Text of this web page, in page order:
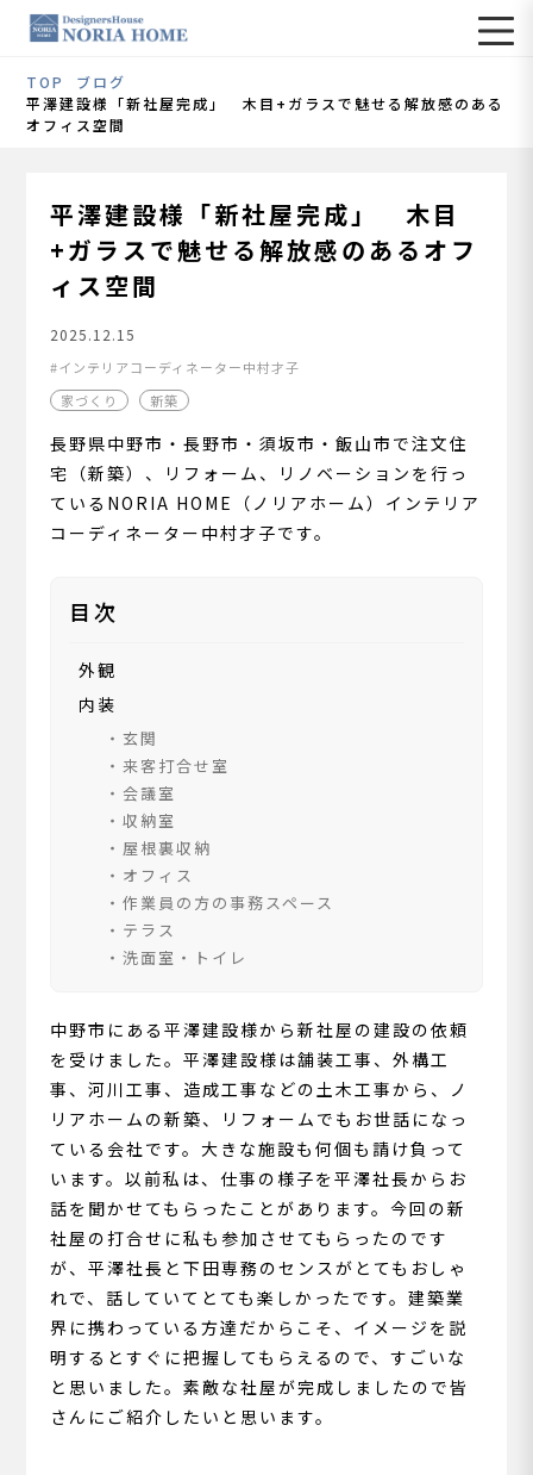
TOP
ブログ
平澤建設様「新社屋完成」 木目+ガラスで魅せる解放感のある
オフィス空間
平澤建設様「新社屋完成」 木目
+ガラスで魅せる解放感のあるオフ
ィス空間
2025.12.15
インテリアコーディネーター中村才子
家づくり
新築
長野県中野市・長野市・須坂市・飯山市で注文住
宅（新築）、リフォーム、リノベーションを行っ
ているNORIA HOME（ノリアホーム）インテリア
コーディネーター中村才子です。
目次
外観
内装
玄関
来客打合せ室
会議室
収納室
屋根裏収納
オフィス
作業員の方の事務スペース
テラス
洗面室・トイレ
中野市にある平澤建設様から新社屋の建設の依頼
を受けました。平澤建設様は舗装工事、外構工
事、河川工事、造成工事などの土木工事から、ノ
リアホームの新築、リフォームでもお世話になっ
ている会社です。大きな施設も何個も請け負って
います。以前私は、仕事の様子を平澤社長からお
話を聞かせてもらったことがあります。今回の新
社屋の打合せに私も参加させてもらったのです
が、平澤社長と下田専務のセンスがとてもおしゃ
れで、話していてとても楽しかったです。建築業
界に携わっている方達だからこそ、イメージを説
明するとすぐに把握してもらえるので、すごいな
と思いました。素敵な社屋が完成しましたので皆
さんにご紹介したいと思います。